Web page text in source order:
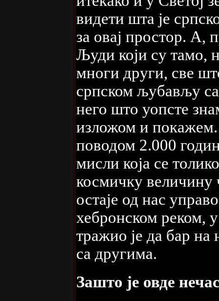
видети шта је
за овај простор. А,
Људи који су тамо,
многи други, све
српском љубављу
него што уопсте
изложом и
поводом 2.000
мисли која се
космичку величину
остаје од нас
хебронском реком,
тражио је да бар на
са другима.
Зашто је овде